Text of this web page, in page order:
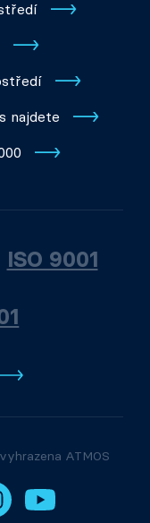
najdete
ISO 9001
ATMOS